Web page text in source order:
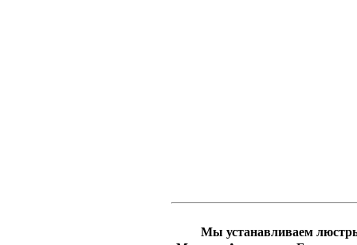
Мы устанавливаем